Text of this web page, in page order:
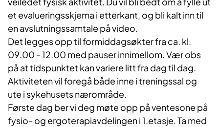
et evalueringsskjema i etterkant, og bli kalt inn til
en avslutningssamtale på video.
Det legges opp til formiddagsøkter fra ca. kl.
09.00 - 12.00 med pauser innimellom. Vær obs
på at tidspunktet kan variere litt fra dag til dag.
Aktiviteten vil foregå både inne i treningssal og
ute i sykehusets nærområde.
Første dag ber vi deg møte opp på ventesone på
fysio- og ergoterapiavdelingen i 1.etasje. Ta med